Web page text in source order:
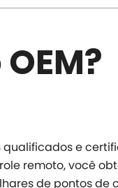
e
remoto, você
de pontos